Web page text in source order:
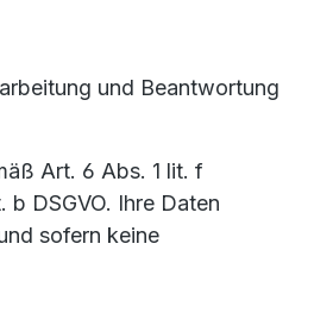
und Beantwortung
Art. 6 Abs. 1 lit. f
DSGVO. Ihre Daten
sofern keine